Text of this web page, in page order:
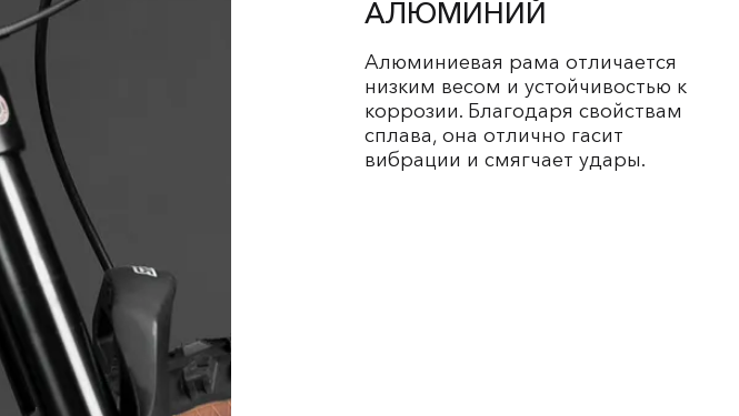
АЛЮМИНИЙ
Алюминиевая рама отличается
низким весом и устойчивостью к
коррозии. Благодаря свойствам
сплава, она отлично гасит
вибрации и смягчает удары.